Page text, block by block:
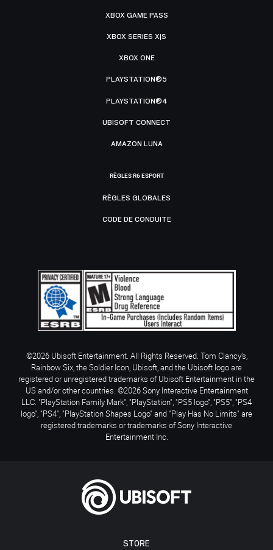
STORE
XBOX GAME PASS
XBOX SERIES X|S
XBOX ONE
PLAYSTATION®5
PLAYSTATION®4
UBISOFT CONNECT
AMAZON LUNA
RÈGLES R6 ESPORT
RÈGLES GLOBALES
CODE DE CONDUITE
©2026 Ubisoft Entertainment. All Rights Reserved. Tom Clancy’s,
Rainbow Six, the Soldier Icon, Ubisoft, and the Ubisoft logo are
registered or unregistered trademarks of Ubisoft Entertainment in the
US and/or other countries. ©2026 Sony Interactive Entertainment
LLC. "PlayStation Family Mark", "PlayStation", "PS5 logo", "PS5", "PS4
logo", "PS4", "PlayStation Shapes Logo" and "Play Has No Limits" are
registered trademarks or trademarks of Sony Interactive
Entertainment Inc.